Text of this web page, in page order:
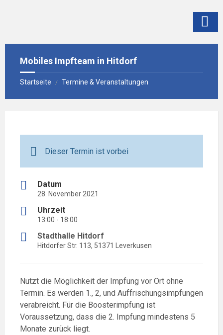
sidebar
Mobiles Impfteam in Hitdorf
Startseite / Termine & Veranstaltungen
Dieser Termin ist vorbei
Datum
28. November 2021
Uhrzeit
13:00 - 18:00
Stadthalle Hitdorf
Hitdorfer Str. 113, 51371 Leverkusen
Nutzt die Möglichkeit der Impfung vor Ort ohne
Termin. Es werden 1., 2, und Auffrischungsimpfungen
verabreicht. Für die Boosterimpfung ist
Voraussetzung, dass die 2. Impfung mindestens 5
Monate zurück liegt.